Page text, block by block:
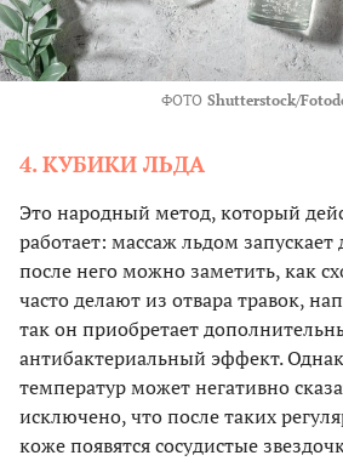
ФОТО Shutterstock/
4. КУБИКИ ЛЬДА
Это народный метод, который
работает: массаж льдом
после него можно заметить, как
часто делают из отвара травок,
так он приобретает
антибактериальный эффект.
температур может негативно
исключено, что после таких
коже появятся сосудистые